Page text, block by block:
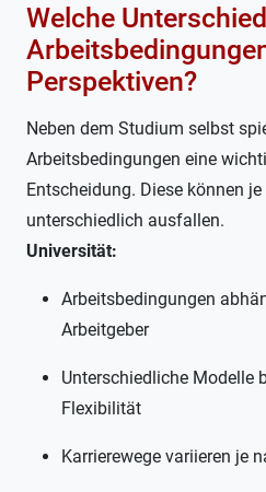
Welche
Perspektiven?
Neben dem Studium selbst
Arbeitsbedingungen eine
Entscheidung. Diese können
unterschiedlich ausfallen.
Universität:
Arbeitsbedingungen
Arbeitgeber
Unterschiedliche Modelle
Flexibilität
Karrierewege variieren je